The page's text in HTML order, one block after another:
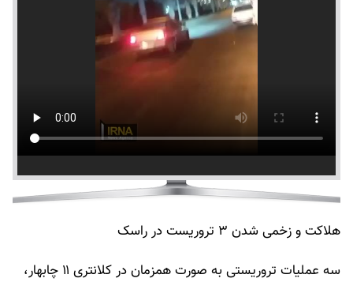
هلاکت و زخمی شدن ۳ تروریست در راسک
سه عملیات تروریستی به صورت همزمان در کلانتری ۱۱ چابهار،